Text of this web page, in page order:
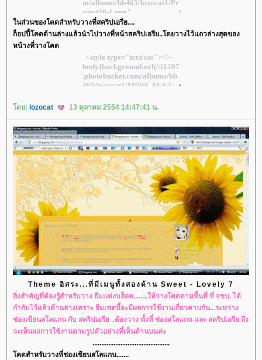
นส่วนของโคดสำหรับวางที่สคริปเอรีย....
ก็อปปี้โคดด้านล่างแล้วนำไปวางที่หน้าสคริปเอรีย..โดยวางไว้แถวล่างสุดของ
หน้างที่วางโคด
ดย: lozocat 13 ตุลาคม 2554 14:47:41 น.
Theme อิสระ...ที่มีเมนูทั้งสองด้าน Sweet - Lovely 7
สิ่งสำคัญที่ต้องรู้สำหรับวาง ธีมแต่งบล็อค........ให้วางโคดตามพื้นที่ ที่ จขบ. ได้
กำกับไว้แล้วด้านล่างเพราะ ธีมเซตนี้จะมีผลการใช้งานเกี่ยวคาบกัน...ระหว่าง
ช่องเขียนสโลแกน กับ สคริปเอรีย ..ต้องวาง ทั้งที่ ช่องสโลแกน และ สคริปเอรีย ถึง
จะเห็นผลการใช้งานตามรูปตัวอย่างที่เห็นด้านบนค่ะ
............................................
คดสำหรับวางที่ช่องเขียนสโลแกน.......